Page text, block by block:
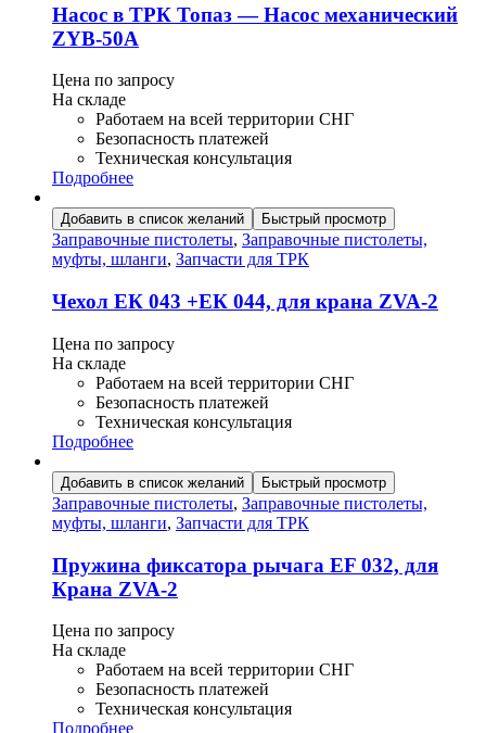
Насос в ТРК Топаз — Насос механический
ZYB-50A
Цена по запросу
На складе
Работаем на всей территории СНГ
Безопасность платежей
Техническая консультация
Подробнее
Добавить в список желаний Быстрый просмотр
Заправочные пистолеты, Заправочные пистолеты,
муфты, шланги, Запчасти для ТРК
Чехол ЕК 043 +ЕК 044, для крана ZVA-2
Цена по запросу
На складе
Работаем на всей территории СНГ
Безопасность платежей
Техническая консультация
Подробнее
Добавить в список желаний Быстрый просмотр
Заправочные пистолеты, Заправочные пистолеты,
муфты, шланги, Запчасти для ТРК
Пружина фиксатора рычага ЕF 032, для
Крана ZVA-2
Цена по запросу
На складе
Работаем на всей территории СНГ
Безопасность платежей
Техническая консультация
Подробнее